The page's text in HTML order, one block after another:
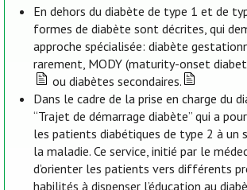
En dehors du diabète de type 1 et de
formes de diabète sont décrites, qui
approche spécialisée: diabète
rarement, MODY (maturity-onset
ou diabètes secondaires.
Dans le cadre de la prise en charge du
“Trajet de démarrage diabète” qui a
les patients diabétiques de type 2 à un
la maladie. Ce service, initié par le
d’orienter les patients vers différents
habilités à dispenser l’éducation au